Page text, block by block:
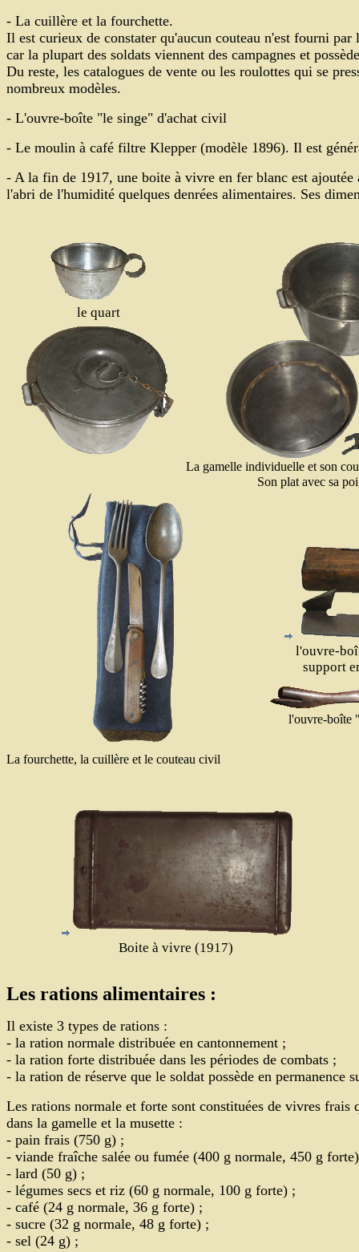
- La cuillère et la fourchette.
Il est curieux de constater qu'aucun couteau n'est fourni
car la plupart des soldats viennent des campagnes et
Du reste, les catalogues de vente ou les roulottes qui se
nombreux modèles.
- L'ouvre-boîte "le singe" d'achat civil
- Le moulin à café filtre Klepper (modèle 1896). Il est
- A la fin de 1917, une boite à vivre en fer blanc est
l'abri de l'humidité quelques denrées alimentaires. Ses
le quart
La gamelle individuelle et son
Son plat avec sa
l'ouvre-
support
l'ouvre-boîte
La fourchette, la cuillère et le couteau civil
Boite à vivre (1917)
Les rations alimentaires :
Il existe 3 types de rations :
- la ration normale distribuée en cantonnement ;
- la ration forte distribuée dans les périodes de combats ;
- la ration de réserve que le soldat possède en permanence
Les rations normale et forte sont constituées de vivres
dans la gamelle et la musette :
- pain frais (750 g) ;
- viande fraîche salée ou fumée (400 g normale, 450 g
- lard (50 g) ;
- légumes secs et riz (60 g normale, 100 g forte) ;
- café (24 g normale, 36 g forte) ;
- sucre (32 g normale, 48 g forte) ;
- sel (24 g) ;